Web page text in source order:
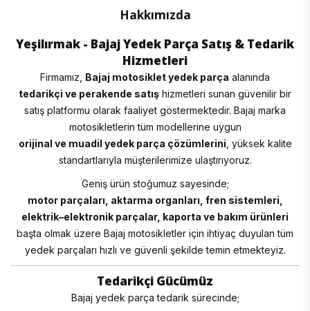
Hakkımızda
Yeşilırmak - Bajaj Yedek Parça Satış & Tedarik
Hizmetleri
Firmamız, Bajaj motosiklet yedek parça alanında
tedarikçi ve perakende satış hizmetleri sunan güvenilir bir
satış platformu olarak faaliyet göstermektedir. Bajaj marka
motosikletlerin tüm modellerine uygun
orijinal ve muadil yedek parça çözümlerini , yüksek kalite
standartlarıyla müşterilerimize ulaştırıyoruz.
Geniş ürün stoğumuz sayesinde;
motor parçaları, aktarma organları, fren sistemleri,
elektrik–elektronik parçalar, kaporta ve bakım ürünleri
başta olmak üzere Bajaj motosikletler için ihtiyaç duyulan tüm
yedek parçaları hızlı ve güvenli şekilde temin etmekteyiz.
Tedarikçi Gücümüz
Bajaj yedek parça tedarik sürecinde;